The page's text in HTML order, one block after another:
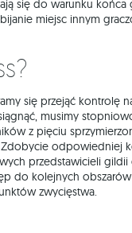
się do warunku końca
miejsc innym
się przejąć kontrolę
musimy
z pięciu
odpowiedniej
przedstawicieli gildii
do kolejnych
zwycięstwa.